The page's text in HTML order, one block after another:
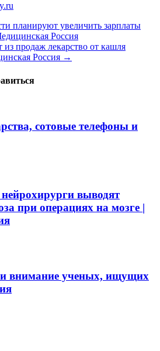
планируют увеличить зарплаты
Россия
продаж лекарство от кашля
Россия →
сотовые телефоны и
выводят
при операциях на мозге |
внимание ученых, ищущих